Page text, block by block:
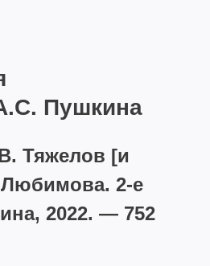
Пушкина
Тяжелов [и
2-е
2022. — 752